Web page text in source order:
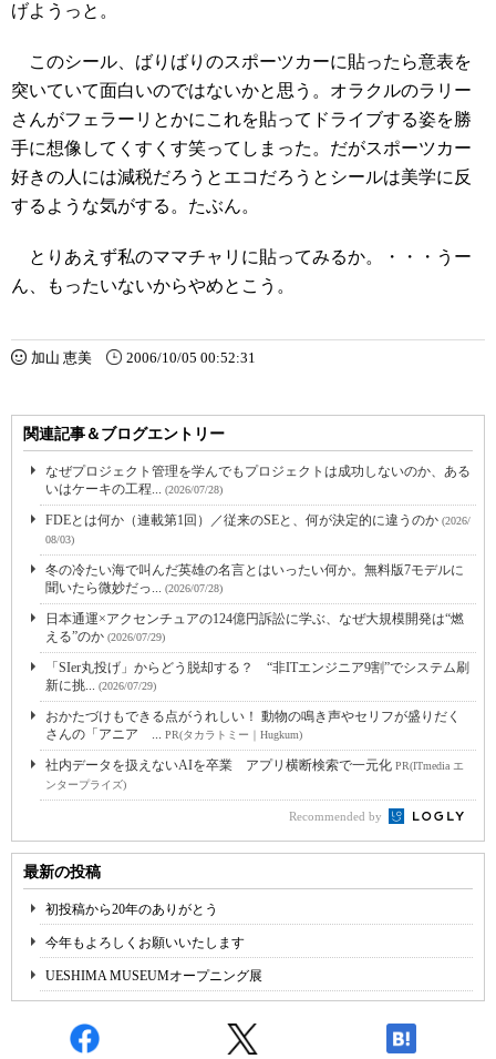
げようっと。
このシール、ばりばりのスポーツカーに貼ったら意表を
突いていて面白いのではないかと思う。オラクルのラリー
さんがフェラーリとかにこれを貼ってドライブする姿を勝
手に想像してくすくす笑ってしまった。だがスポーツカー
好きの人には減税だろうとエコだろうとシールは美学に反
するような気がする。たぶん。
とりあえず私のママチャリに貼ってみるか。・・・うー
ん、もったいないからやめとこう。
加山 恵美 2006/10/05 00:52:31
関連記事＆ブログエントリー
なぜプロジェクト管理を学んでもプロジェクトは成功しないのか、ある
いはケーキの工程... (2026/07/28)
FDEとは何か（連載第1回）／従来のSEと、何が決定的に違うのか (2026/
08/03)
冬の冷たい海で叫んだ英雄の名言とはいったい何か。無料版7モデルに
聞いたら微妙だっ... (2026/07/28)
日本通運×アクセンチュアの124億円訴訟に学ぶ、なぜ大規模開発は“燃
える”のか (2026/07/29)
「SIer丸投げ」からどう脱却する？ “非ITエンジニア9割”でシステム刷
新に挑... (2026/07/29)
おかたづけもできる点がうれしい！ 動物の鳴き声やセリフが盛りだく
さんの「アニア ... PR(タカラトミー｜Hugkum)
社内データを扱えないAIを卒業 アプリ横断検索で一元化 PR(ITmedia エ
ンタープライズ)
Recommended by
最新の投稿
初投稿から20年のありがとう
今年もよろしくお願いいたします
UESHIMA MUSEUMオープニング展